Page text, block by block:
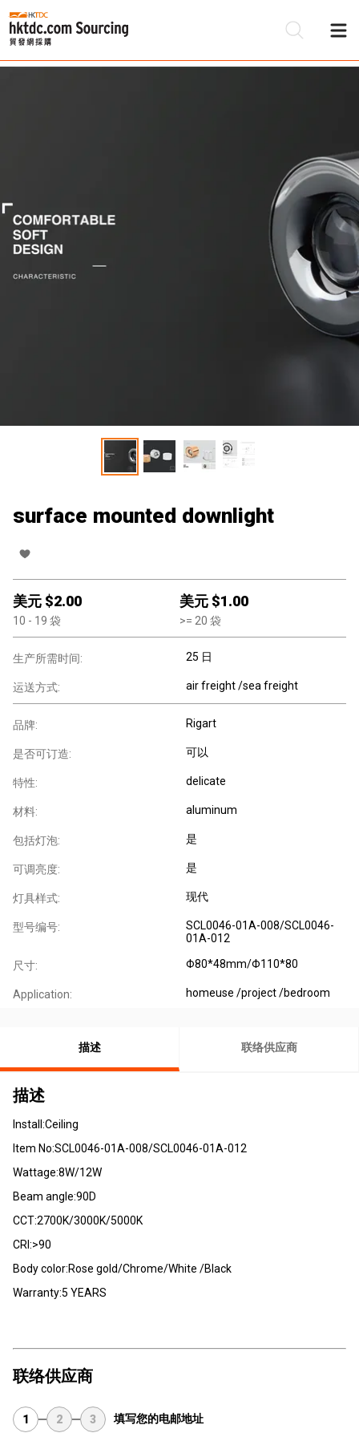
surface mounted downlight
美元 $2.00
10 - 19 袋
美元 $1.00
>= 20 袋
生产所需时间: 25 日
运送方式: air freight /sea freight
品牌: Rigart
是否可订造: 可以
特性: delicate
材料: aluminum
包括灯泡: 是
可调亮度: 是
灯具样式: 现代
型号编号:
SCL0046-01A-008/SCL0046-
01A-012
尺寸: Φ80*48mm/Φ110*80
Application: homeuse /project /bedroom
描述 联络供应商
描述
Install:Ceiling
Item No:SCL0046-01A-008/SCL0046-01A-012
Wattage:8W/12W
Beam angle:90D
CCT:2700K/3000K/5000K
CRI:>90
Body color:Rose gold/Chrome/White /Black
Warranty:5 YEARS
联络供应商
1 2 3 填写您的电邮地址